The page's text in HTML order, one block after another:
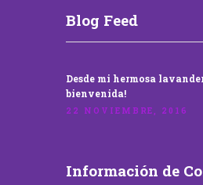
Blog Feed
Desde mi hermosa
bienvenida!
22 NOVIEMBRE, 2016
Información de